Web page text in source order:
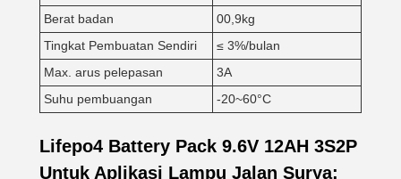
Berat badan
00,9kg
Tingkat Pembuatan Sendiri
≤ 3%/bulan
Max. arus pelepasan
3A
Suhu pembuangan
-20~60°C
Lifepo4 Battery Pack 9.6V 12AH 3S2P
Untuk Aplikasi Lampu Jalan Surya: